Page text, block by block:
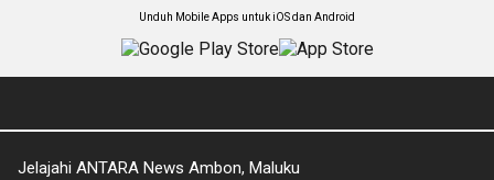
Unduh Mobile Apps untuk iOS dan Android
Jelajahi ANTARA News Ambon, Maluku